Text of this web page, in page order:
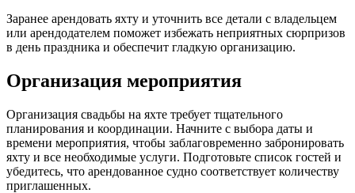
Заранее арендовать яхту и уточнить все детали с владельцем
или арендодателем поможет избежать неприятных сюрпризов
в день праздника и обеспечит гладкую организацию.
Организация мероприятия
Организация свадьбы на яхте требует тщательного
планирования и координации. Начните с выбора даты и
времени мероприятия, чтобы заблаговременно забронировать
яхту и все необходимые услуги. Подготовьте список гостей и
убедитесь, что арендованное судно соответствует количеству
приглашенных.